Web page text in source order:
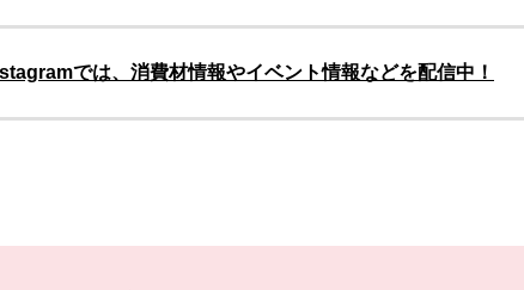
では、消費材情報やイベント情報などを配信中！